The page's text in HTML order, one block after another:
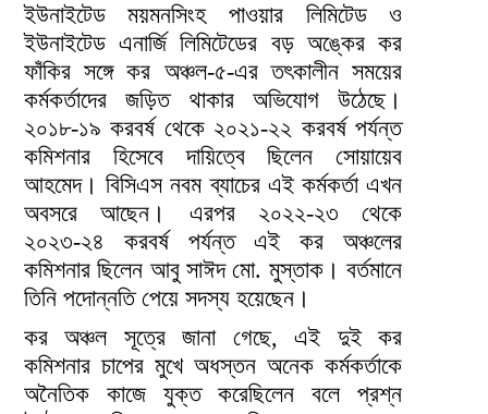
ইউনাইটেড ময়মনসিংহ পাওয়ার লিমিটেড ও
ইউনাইটেড এনার্জি লিমিটেডের বড় অঙ্কের কর
ফাঁকির সঙ্গে কর অঞ্চল-৫-এর তৎকালীন সময়ের
কর্মকর্তাদের জড়িত থাকার অভিযোগ উঠেছে।
২০১৮-১৯ করবর্ষ থেকে ২০২১-২২ করবর্ষ পর্যন্ত
কমিশনার হিসেবে দায়িত্বে ছিলেন সোয়ায়েব
আহমেদ। বিসিএস নবম ব্যাচের এই কর্মকর্তা এখন
অবসরে আছেন। এরপর ২০২২-২৩ থেকে
২০২৩-২৪ করবর্ষ পর্যন্ত এই কর অঞ্চলের
কমিশনার ছিলেন আবু সাঈদ মো. মুস্তাক। বর্তমানে
তিনি পদোন্নতি পেয়ে সদস্য হয়েছেন।
কর অঞ্চল সূত্রে জানা গেছে, এই দুই কর
কমিশনার চাপের মুখে অধস্তন অনেক কর্মকর্তাকে
অনৈতিক কাজে যুক্ত করেছিলেন বলে প্রশ্ন